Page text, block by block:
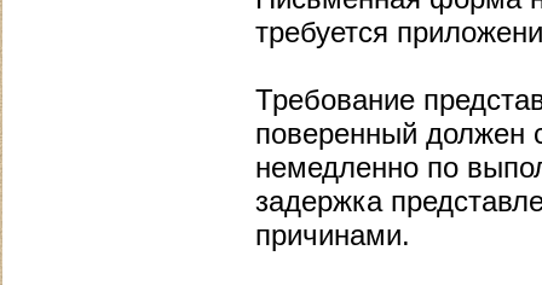
требуется
Требование
поверенный должен
немедленно по
задержка
причинами.